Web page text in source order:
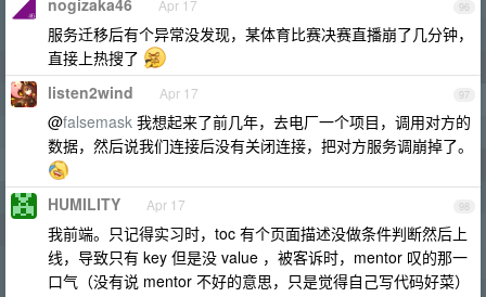
96
nogizaka46 Apr 17
服务迁移后有个异常没发现，某体育比赛决赛直播崩了几分钟，
直接上热搜了
97
listen2wind Apr 17
@falsemask 我想起来了前几年，去电厂一个项目，调用对方的
数据，然后说我们连接后没有关闭连接，把对方服务调崩掉了。
98
HUMILITY Apr 17
我前端。只记得实习时，toc 有个页面描述没做条件判断然后上
线，导致只有 key 但是没 value ，被客诉时，mentor 叹的那一
口气（没有说 mentor 不好的意思，只是觉得自己写代码好菜）